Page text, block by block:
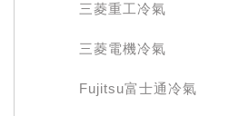
三菱重工冷氣
三菱電機冷氣
Fujitsu富士通冷氣